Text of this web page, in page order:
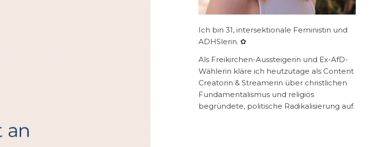
Ich bin 31, intersektionale Feministin und
ADHSlerin. ✿
Als Freikirchen-Aussteigerin und Ex-AfD-
Wählerin kläre ich heutzutage als Content
Creatorin & Streamerin über christlichen
Fundamentalismus und religiös
begründete, politische Radikalisierung auf.